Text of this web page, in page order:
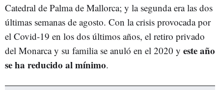
Catedral de Palma de Mallorca; y la segunda era las dos
últimas semanas de agosto. Con la crisis provocada por
el Covid-19 en los dos últimos años, el retiro privado
del Monarca y su familia se anuló en el 2020 y este año
se ha reducido al mínimo.